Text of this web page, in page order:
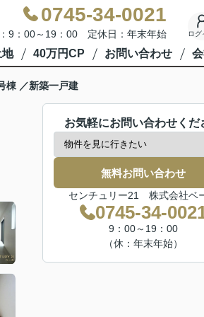
0745-34-0021
9：00～19：00 定休日：年末年始 ログ
40万円CP お問い合わせ
棟 ／新築一戸建
お気軽にお問い合わせくだ
無料お問い合わせ
センチュリー21 株式会社ベ
0745-34-
9：00～19：00
（休：年末年始）